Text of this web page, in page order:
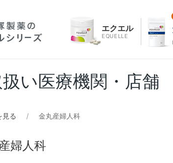
エクエル
EQUELLE
い医療機関・店舗
見る 金丸産婦人科
婦人科